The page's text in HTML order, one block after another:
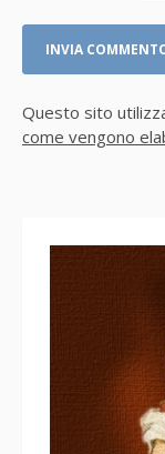
Questo sito
come vengono